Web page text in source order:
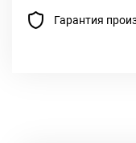
Гарантия